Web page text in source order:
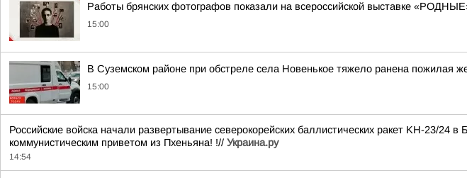
Работы брянских фотографов показали на всероссийской выставке
15:00
В Суземском районе при обстреле села Новенькое тяжело ранена пожилая
15:00
Российские войска начали развертывание северокорейских баллистических ракет KН-23/
коммунистическим приветом из Пхеньяна! !// Украина.ру
14:54